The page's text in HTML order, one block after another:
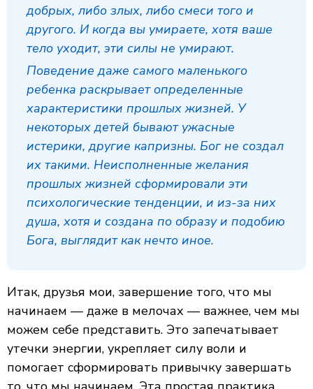
добрых, либо злых, либо смеси того и
другого. И когда вы умираете, хотя ваше
тело уходит, эти силы не умирают.
Поведение даже самого маленького
ребенка раскрывает определенные
характеристики прошлых жизней. У
некоторых детей бывают ужасные
истерики, другие капризны. Бог не создал
их такими. Неисполненные желания
прошлых жизней сформировали эти
психологические тенденции, и из-за них
душа, хотя и создана по образу и подобию
Бога, выглядит как нечто иное.
Итак, друзья мои, завершение того, что мы
начинаем — даже в мелочах — важнее, чем мы
можем себе представить. Это запечатывает
утечки энергии, укрепляет силу воли и
помогает сформировать привычку завершать